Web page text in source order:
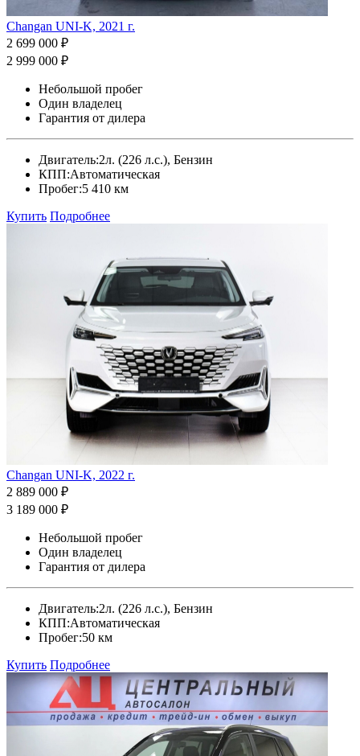
Changan UNI-K, 2021 г.
2 699 000 ₽
2 999 000 ₽
Небольшой пробег
Один владелец
Гарантия от дилера
Двигатель:2л. (226 л.с.), Бензин
КПП:Автоматическая
Пробег:5 410 км
Купить Подробнее
Changan UNI-K, 2022 г.
2 889 000 ₽
3 189 000 ₽
Небольшой пробег
Один владелец
Гарантия от дилера
Двигатель:2л. (226 л.с.), Бензин
КПП:Автоматическая
Пробег:50 км
Купить Подробнее